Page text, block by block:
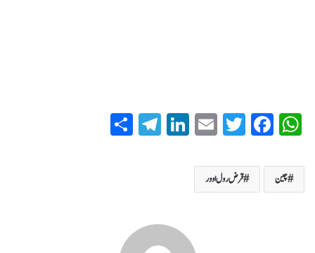
W
ha
ts
A
Fa
ce
bo
ok
T
wi
tte
r
E
m
ail
Li
nk
T
el
چین قرض رول اوور